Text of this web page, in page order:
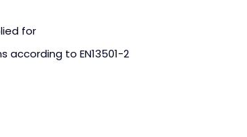
for
according to EN13501-2